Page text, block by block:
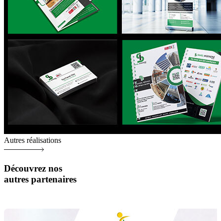
Autres réalisations
Découvrez nos
autres partenaires